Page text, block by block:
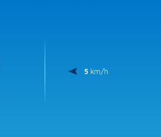
5 km/h